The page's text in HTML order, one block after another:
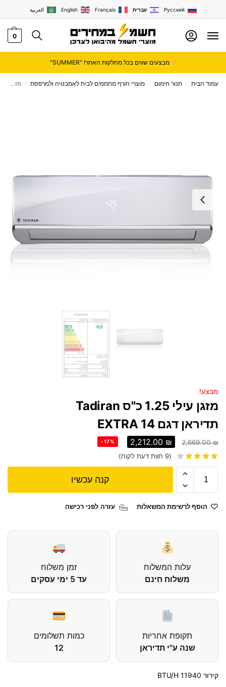
العربية English Français עִבְרִית Русский
0
מבצעים שווים בכל מחלקות האתר! "SUMMER"
עמוד הבית / תנור חימום / מוצרי חורף מחממים לבית לאמבטיה ולמרפסת / ‏מזגן עילי 1.25 ‏כ"ס Tadiran תדיראן דגם EXTRA 14
מבצע!
‏מזגן עילי 1.25 ‏כ"ס Tadiran
תדיראן דגם EXTRA 14
2,669.00₪
2,212.00 ₪
-17%
(
9 חוות דעת לקוח)
קנה עכשיו
הוסף לרשימת המשאלות עזרה לפני רכישה
עלות המשלוח
משלוח חינם
זמן משלוח
עד 5 ימי עסקים
תקופת אחריות
שנה ע"י תדיראן
כמות תשלומים
12
קירור BTU/H 11940